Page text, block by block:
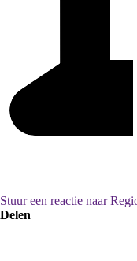
Stuur een reactie naar
Delen